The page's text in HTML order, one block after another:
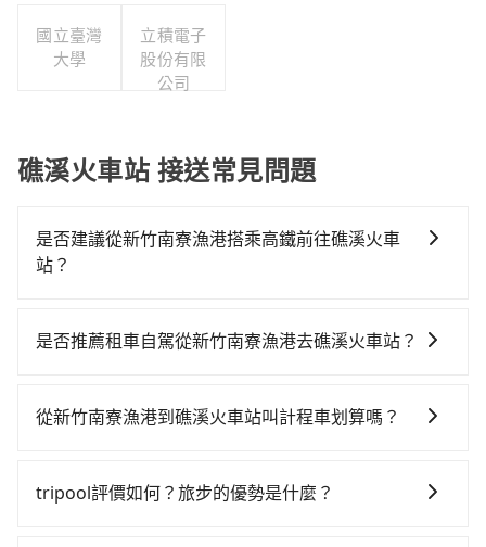
巨城分公
司
國立臺灣
大學
立積電子
股份有限
公司
礁溪火車站 接送常見問題
是否建議從新竹南寮漁港搭乘高鐵前往礁溪火車
站？
貴、費時、轉車麻煩！從最早06:36一直到23:12，新竹-
車花費約400元、車程約23分鐘。抵達高鐵站後，步行
站，每人票價330元，再用10分鐘出站、等待車站前排
是否推薦租車自駕從新竹南寮漁港去礁溪火車站？
時不需要閉目養神（因為要自己開車），最重要的是你
$115~205承租小轎車，每公里再額外加收$3.2，從新竹
從新竹南寮漁港到礁溪火車站叫計程車划算嗎？
灣大車隊、Uber、Line Taxi、Yoxi等，如果在路邊攔不
tripool評價如何？旅步的優勢是什麼？